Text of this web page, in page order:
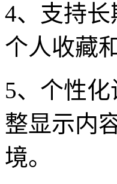
4、支持
个人收藏
5、个性
整显示内
境。